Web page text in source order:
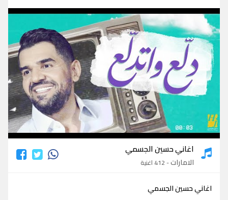
اغاني حسين الجسمي
اغاني حسين الجسمي
الامارات- 412 اغنية
اغاني حسين الجسمي